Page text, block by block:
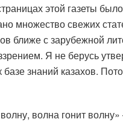
этой газеты
множество свежих
ближе с зарубежной
Я не берусь
базе знаний казахов.
волна гонит